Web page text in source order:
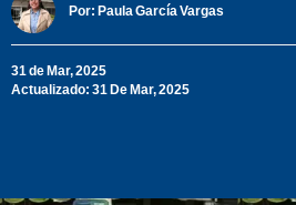
Por: Paula García Vargas
31 de Mar, 2025
Actualizado: 31 De Mar, 2025